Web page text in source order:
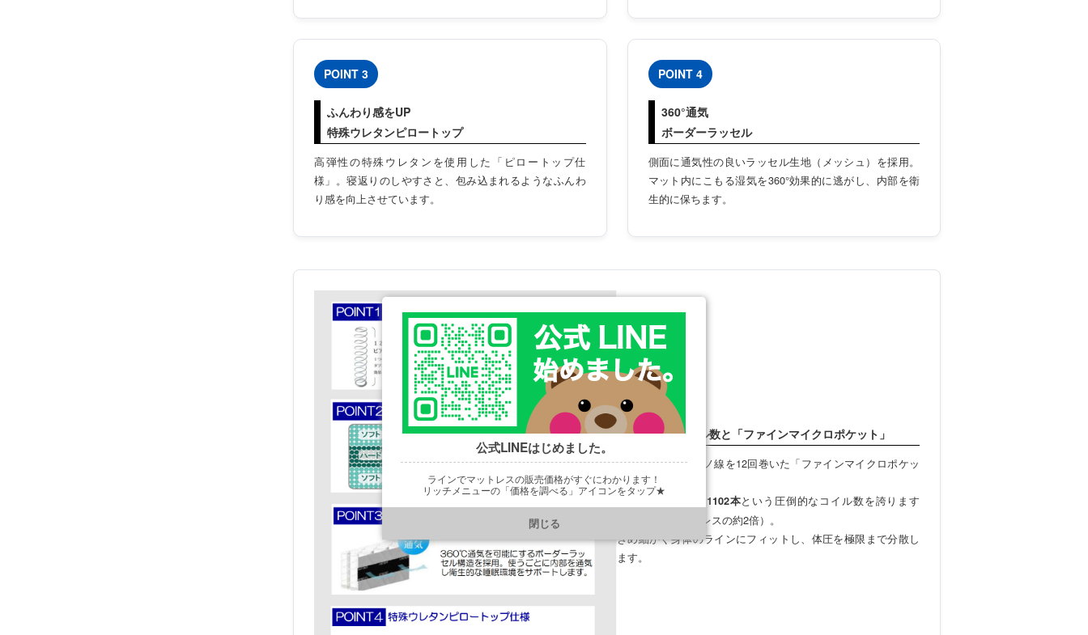
POINT 3
ふんわり感をUP
特殊ウレタンピロートップ
高弾性の特殊ウレタンを使用した「ピロートップ仕
様」。寝返りのしやすさと、包み込まれるようなふんわ
り感を向上させています。
POINT 4
360°通気
ボーダーラッセル
側面に通気性の良いラッセル生地（メッシュ）を採用。
マット内にこもる湿気を360°効果的に逃がし、内部を衛
生的に保ちます。
圧倒的なコイル数と「ファインマイクロポケット」
線径1.4mmのピアノ線を12回巻いた「ファインマイクロポケッ
トコイル」を使用。
シングルサイズで 1102本という圧倒的なコイル数を誇ります
（一般的なマットレスの約2倍）。
きめ細かく身体のラインにフィットし、体圧を極限まで分散し
ます。
公式LINEはじめました。
ラインでマットレスの販売価格がすぐにわかります！
リッチメニューの「価格を調べる」アイコンをタップ★
https://line.me/R/ti/p/@901ptzjz
閉じる